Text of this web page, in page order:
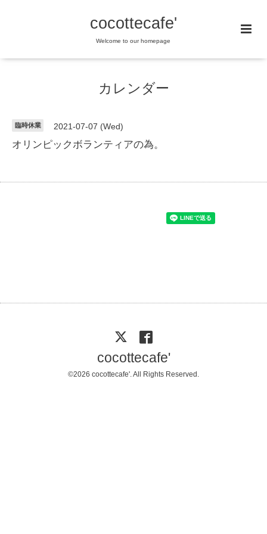
cocottecafe'
Welcome to our homepage
カレンダー
臨時休業 2021-07-07 (Wed)
オリンピックボランティアの為。
cocottecafe'
©2026 cocottecafe'. All Rights Reserved.